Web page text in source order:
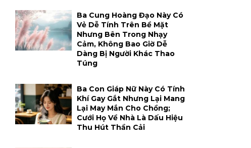
Ba Cung Hoàng Đạo Này Có
Vẻ Dễ Tính Trên Bề Mặt
Nhưng Bên Trong Nhạy
Cảm, Không Bao Giờ Dễ
Dàng Bị Người Khác Thao
Túng
Ba Con Giáp Nữ Này Có Tính
Khí Gay Gắt Nhưng Lại Mang
Lại May Mắn Cho Chồng;
Cưới Họ Về Nhà Là Dấu Hiệu
Thu Hút Thần Cải